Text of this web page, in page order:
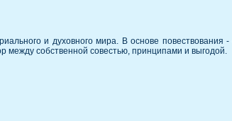
и духовного мира. В основе
между собственной совестью, принципами и выгодой.